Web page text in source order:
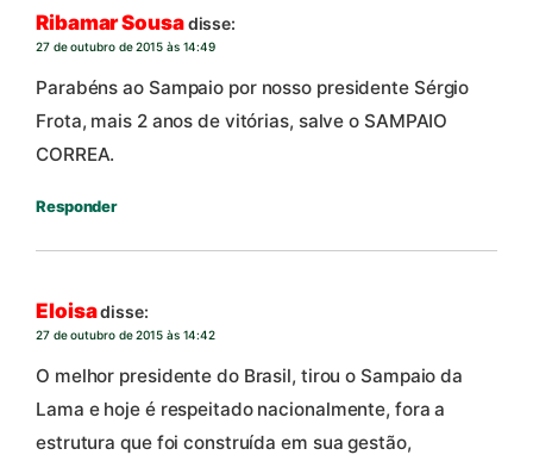
Ribamar Sousadisse:
27 de outubro de 2015 às 14:49
Parabéns ao Sampaio por nosso presidente Sérgio
Frota, mais 2 anos de vitórias, salve o SAMPAIO
CORREA.
Responder
Eloisadisse:
27 de outubro de 2015 às 14:42
O melhor presidente do Brasil, tirou o Sampaio da
Lama e hoje é respeitado nacionalmente, fora a
estrutura que foi construída em sua gestão,